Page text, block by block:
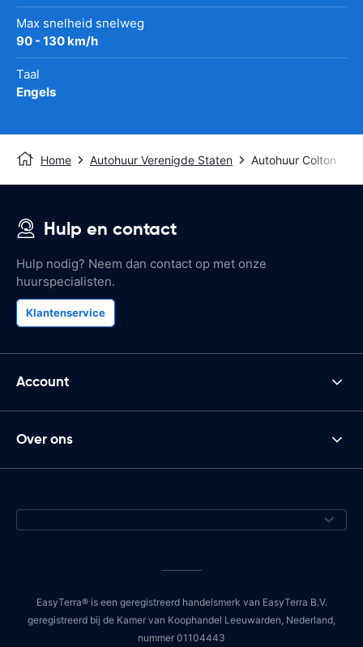
Max snelheid snelweg
90 - 130 km/h
Taal
Engels
Home Autohuur Verenigde Staten Autohuur Colton
Hulp en contact
Hulp nodig? Neem dan contact op met onze
huurspecialisten.
Klantenservice
Account
Over ons
EasyTerra® is een geregistreerd handelsmerk van EasyTerra B.V.
geregistreerd bij de Kamer van Koophandel Leeuwarden, Nederland,
nummer 01104443